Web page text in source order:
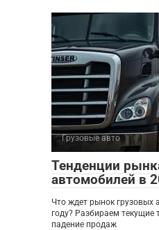
Грузовые авто
Тенденции
автомобилей в
Что ждет рынок грузовых
году? Разбираем текущие
падение продаж